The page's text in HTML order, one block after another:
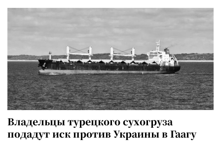
Владельцы турецкого сухогруза
подадут иск против Украины в Гаагу